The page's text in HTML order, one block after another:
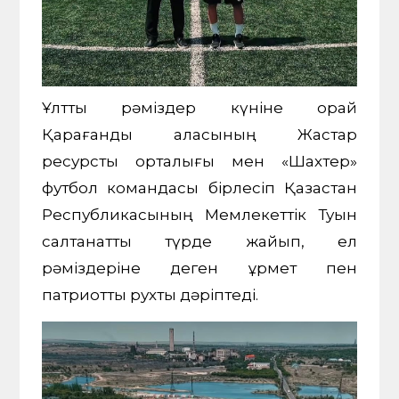
Ұлттық рәміздер күніне орай
Қарағанды қаласының Жастар
ресурстық орталығы мен «Шахтер»
футбол командасы бірлесіп Қазақстан
Республикасының Мемлекеттік Туын
салтанатты түрде жайып, ел
рәміздеріне деген құрмет пен
патриоттық рухты дәріптеді.